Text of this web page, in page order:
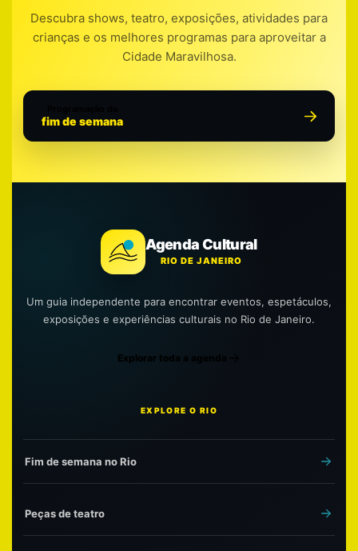
Descubra shows, teatro, exposições, atividades para
crianças e os melhores programas para aproveitar a
Cidade Maravilhosa.
fim de semana
Agenda Cultural
RIO DE JANEIRO
Um guia independente para encontrar eventos, espetáculos,
exposições e experiências culturais no Rio de Janeiro.
Explorar toda a agenda
EXPLORE O RIO
Fim de semana no Rio
Peças de teatro